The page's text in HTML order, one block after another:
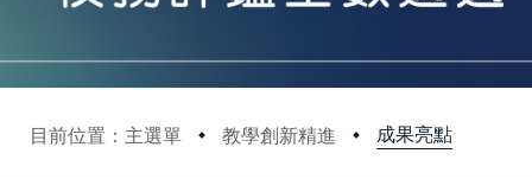
目前位置：主選單 教學創新精進 成果亮點